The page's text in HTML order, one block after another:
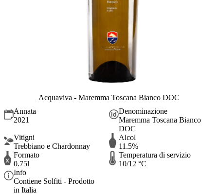
Acquaviva - Maremma Toscana Bianco DOC
Annata
2021
Denominazione
Maremma Toscana Bianco
DOC
Vitigni
Trebbiano e Chardonnay
Alcol
11.5%
Formato
0.75l
Temperatura di servizio
10/12 °C
Info
Contiene Solfiti - Prodotto
in Italia